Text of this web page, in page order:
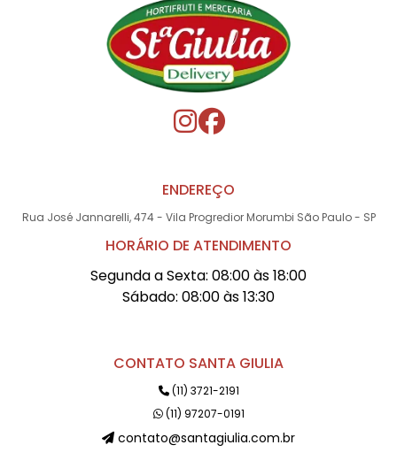
ENDEREÇO
Rua José Jannarelli, 474 - Vila Progredior Morumbi São Paulo - SP
HORÁRIO DE ATENDIMENTO
Segunda a Sexta: 08:00 às 18:00
Sábado: 08:00 às 13:30
CONTATO SANTA GIULIA
(11) 3721-2191
(11) 97207-0191
contato@santagiulia.com.br